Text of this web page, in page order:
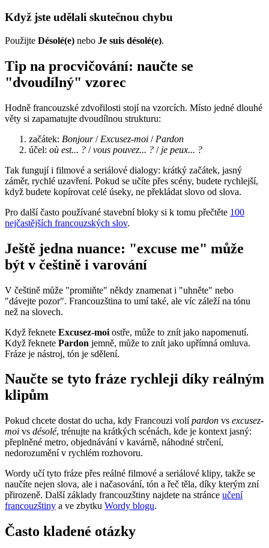
Když jste udělali skutečnou chybu
Použijte Désolé(e) nebo Je suis désolé(e).
Tip na procvičování: naučte se
"dvoudílný" vzorec
Hodně francouzské zdvořilosti stojí na vzorcích. Místo jedné dlouhé
věty si zapamatujte dvoudílnou strukturu:
začátek: Bonjour/ Excusez-moi / Pardon
účel: où est... ? /vous pouvez... ? / je peux... ?
Tak fungují i filmové a seriálové dialogy: krátký začátek, jasný
záměr, rychlé uzavření. Pokud se učíte přes scény, budete rychlejší,
když budete kopírovat celé úseky, ne překládat slovo od slova.
Pro další často používané stavební bloky si k tomu přečtěte 100
nejčastějších francouzských slov.
Ještě jedna nuance: "excuse me" může
být v češtině i varování
V češtině může "promiňte" někdy znamenat i "uhněte" nebo
"dávejte pozor". Francouzština to umí také, ale víc záleží na tónu
než na slovech.
Když řeknete Excusez-moi ostře, může to znít jako napomenutí.
Když řeknete Pardon jemně, může to znít jako upřímná omluva.
Fráze je nástroj, tón je sdělení.
Naučte se tyto fráze rychleji díky reálným
klipům
Pokud chcete dostat do ucha, kdy Francouzi volípardon vs excusez-
moi vs désolé, trénujte na krátkých scénách, kde je kontext jasný:
přeplněné metro, objednávání v kavárně, náhodné strčení,
nedorozumění v rychlém rozhovoru.
Wordy učí tyto fráze přes reálné filmové a seriálové klipy, takže se
naučíte nejen slova, ale i načasování, tón a řeč těla, díky kterým zní
přirozeně. Další základy francouzštiny najdete na stránce učení
francouzštiny a ve zbytku Wordy blogu.
Často kladené otázky